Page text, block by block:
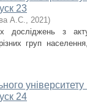
23
А.С., 2021)
досліджень з
груп населення,
університету
24